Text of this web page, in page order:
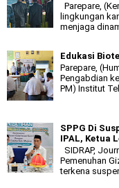
Parepare,
lingkungan
menjaga
Edukasi
Parepare,
Pengabdian
PM) Institut
SPPG Di
IPAL, Ketua
SIDRAP,
Pemenuhan
terkena